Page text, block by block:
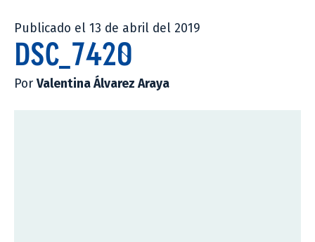
Publicado el 13 de abril del 2019
DSC_7420
PorValentina Álvarez Araya